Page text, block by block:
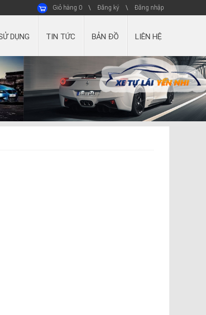
Giỏ hàng 0 Đăng ký Đăng nhập
DỤNG TIN TỨC BẢN ĐỒ LIÊN HỆ